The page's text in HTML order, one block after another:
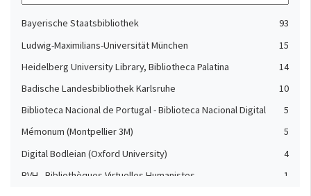
Bayerische Staatsbibliothek
93
Ludwig-Maximilians-Universität München
15
Heidelberg University Library, Bibliotheca Palatina
14
Badische Landesbibliothek Karlsruhe
10
Biblioteca Nacional de Portugal - Biblioteca Nacional Digital
5
Mémonum (Montpellier 3M)
5
Digital Bodleian (Oxford University)
4
BVH - Bibliothèques Virtuelles Humanistes
1